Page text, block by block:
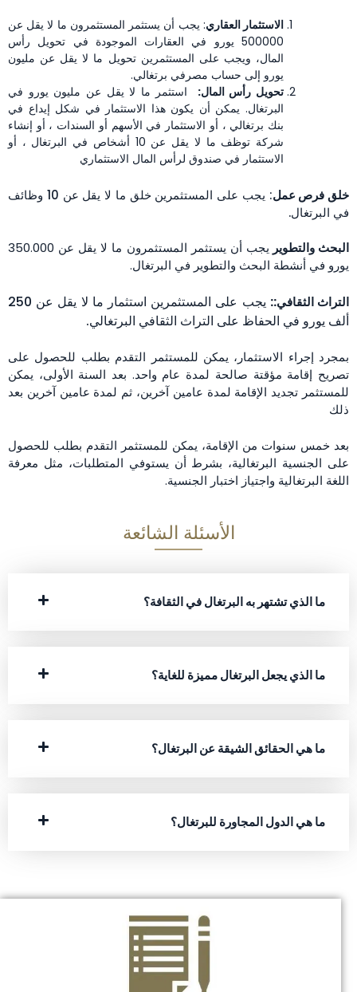
الاستثمار العقاري: يجب أن يستثمر المستثمرون ما لا يقل عن
500000 يورو في العقارات الموجودة في تحويل رأس
المال، ويجب على المستثمرين تحويل ما لا يقل عن مليون
يورو إلى حساب مصرفي برتغالي.
تحويل رأس المال:
استثمر ما لا يقل عن مليون يورو في
البرتغال. يمكن أن يكون هذا الاستثمار في شكل إيداع في
بنك برتغالي ، أو الاستثمار في الأسهم أو السندات ، أو إنشاء
شركة توظف ما لا يقل عن 10 أشخاص في البرتغال ، أو
الاستثمار في صندوق لرأس المال الاستثماري
خلق فرص عمل
: يجب على المستثمرين خلق ما لا يقل عن 10 وظائف
في البرتغال.
البحث والتطوير
يجب أن يستثمر المستثمرون ما لا يقل عن 350.000
يورو في أنشطة البحث والتطوير في البرتغال.
التراث الثقافي::
يجب على المستثمرين استثمار ما لا يقل عن 250
ألف يورو في الحفاظ على التراث الثقافي البرتغالي.
بمجرد إجراء الاستثمار، يمكن للمستثمر التقدم بطلب للحصول على
تصريح إقامة مؤقتة صالحة لمدة عام واحد. بعد السنة الأولى، يمكن
للمستثمر تجديد الإقامة لمدة عامين آخرين، ثم لمدة عامين آخرين بعد
ذلك
بعد خمس سنوات من الإقامة، يمكن للمستثمر التقدم بطلب للحصول
على الجنسية البرتغالية، بشرط أن يستوفي المتطلبات، مثل معرفة
اللغة البرتغالية واجتياز اختبار الجنسية.
الأسئلة الشائعة
ما الذي تشتهر به البرتغال في الثقافة؟
ما الذي يجعل البرتغال مميزة للغاية؟
ما هي الحقائق الشيقة عن البرتغال؟
ما هي الدول المجاورة للبرتغال؟